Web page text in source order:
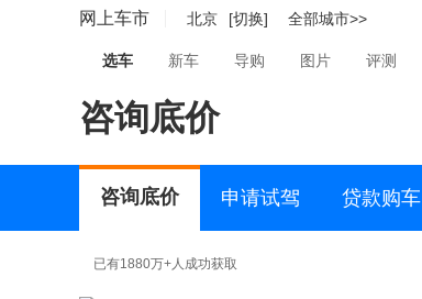
网上车市 北京 [切换] 全部城市>>
选车 新车 导购 图片 评测
咨询底价
咨询底价 申请试驾 贷款购车
已有1880万+人成功获取